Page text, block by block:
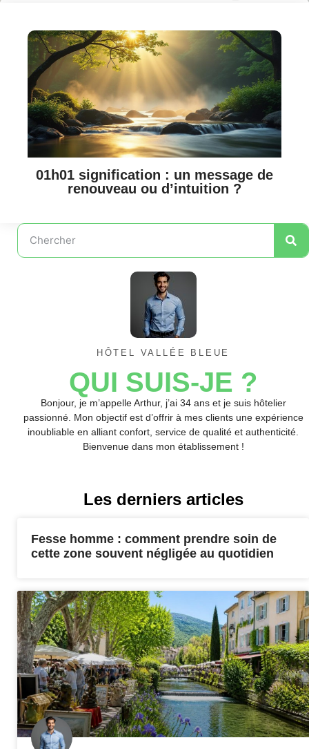
01h01 signification : un message de
renouveau ou d’intuition ?
HÔTEL VALLÉE BLEUE
QUI SUIS-JE ?
Bonjour, je m’appelle Arthur, j’ai 34 ans et je suis hôtelier
passionné. Mon objectif est d’offrir à mes clients une expérience
inoubliable en alliant confort, service de qualité et authenticité.
Bienvenue dans mon établissement !
Les derniers articles
Fesse homme : comment prendre soin de
cette zone souvent négligée au quotidien